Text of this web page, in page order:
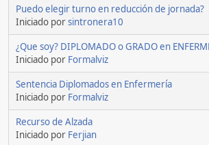
Puedo elegir turno en reducción de jornada?
Iniciado porsintronera10
¿Que soy? DIPLOMADO o GRADO en
Iniciado por Formalviz
Sentencia Diplomados en Enfermería
Iniciado por Formalviz
Recurso de Alzada
Iniciado por Ferjian